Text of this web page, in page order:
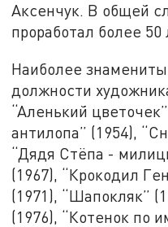
Аксенчук. В общей
проработал более 50
Наиболее
должности
“Аленький
антилопа” (1954),
“Дядя Стёпа -
(1967), “Крокодил
(1971), “Шапокляк”
(1976), “Котенок по